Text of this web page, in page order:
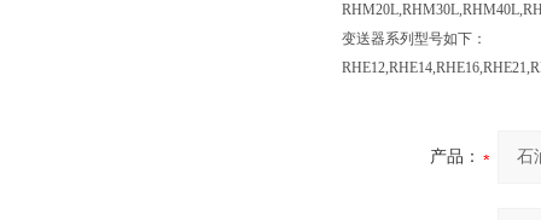
变送器系列型号如下：
产品：